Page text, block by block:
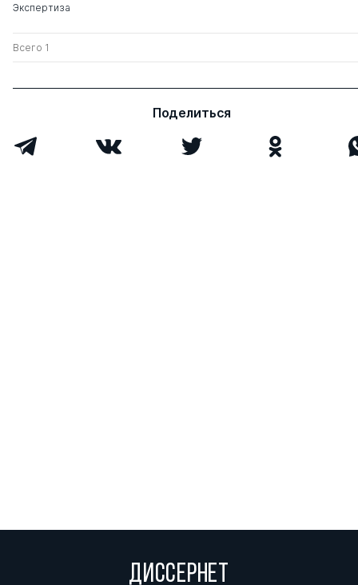
Экспертиза
Всего 1
Поделиться
ДИССЕРНЕТ